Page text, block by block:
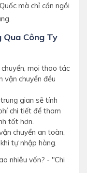
mà chỉ cần ngồi
Qua Công Ty
mọi thao tác
vận chuyển đều
gian sẽ tính
chi tiết để tham
tốt hơn.
chuyển an toàn,
tự nhập hàng.